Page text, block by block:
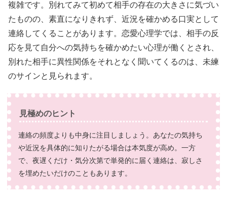
複雑です。別れてみて初めて相手の存在の大きさに気づい
たものの、素直になりきれず、近況を確かめる口実として
連絡してくることがあります。恋愛心理学では、相手の反
応を見て自分への気持ちを確かめたい心理が働くとされ、
別れた相手に異性関係をそれとなく聞いてくるのは、未練
のサインと見られます。
見極めのヒント
連絡の頻度よりも中身に注目しましょう。あなたの気持ち
や近況を具体的に知りたがる場合は本気度が高め。一方
で、夜遅くだけ・気分次第で単発的に届く連絡は、寂しさ
を埋めたいだけのこともあります。